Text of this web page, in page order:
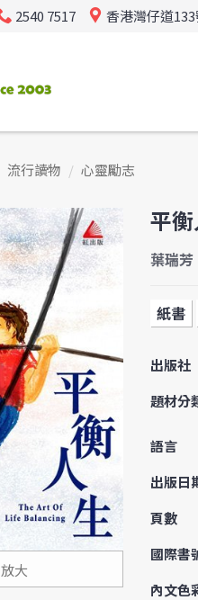
2540 7517 香港灣仔道
流行讀物 心靈勵志
放大
平
葉瑞芳
紙書
出版社
題材分
語言
出版日
頁數
國際書
內文色